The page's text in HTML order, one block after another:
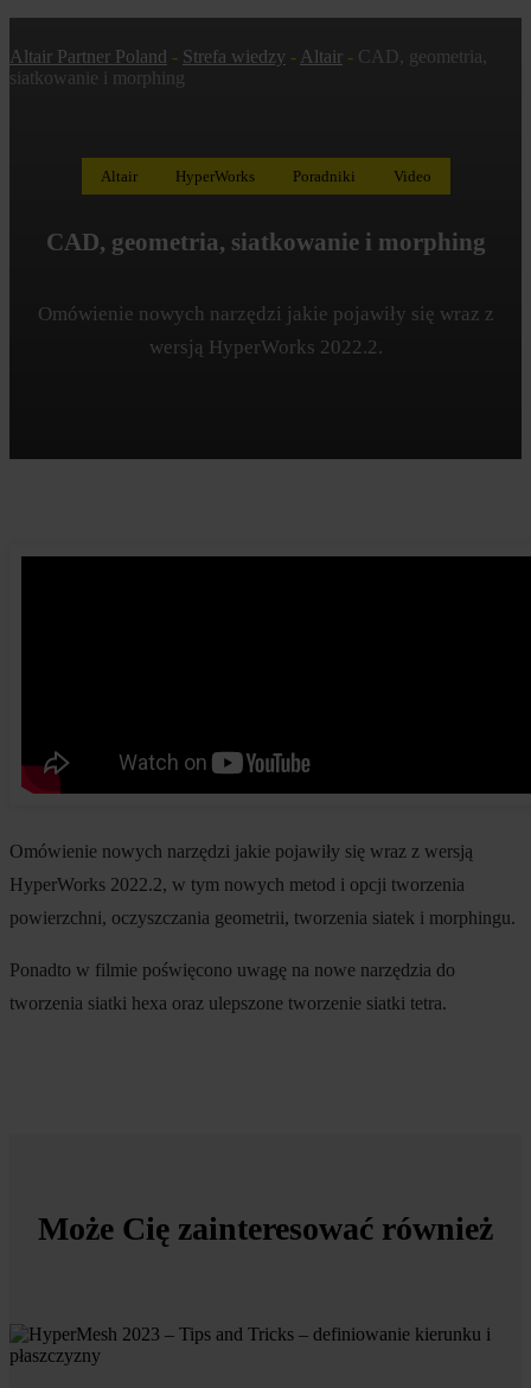
Altair Partner Poland - Strefa wiedzy - Altair - CAD, geometria,
siatkowanie i morphing
Altair HyperWorks Poradniki Video
CAD, geometria, siatkowanie i morphing
Omówienie nowych narzędzi jakie pojawiły się wraz z
wersją HyperWorks 2022.2.
Omówienie nowych narzędzi jakie pojawiły się wraz z wersją
HyperWorks 2022.2, w tym nowych metod i opcji tworzenia
powierzchni, oczyszczania geometrii, tworzenia siatek i morphingu.
Ponadto w filmie poświęcono uwagę na nowe narzędzia do
tworzenia siatki hexa oraz ulepszone tworzenie siatki tetra.
Może Cię zainteresować również